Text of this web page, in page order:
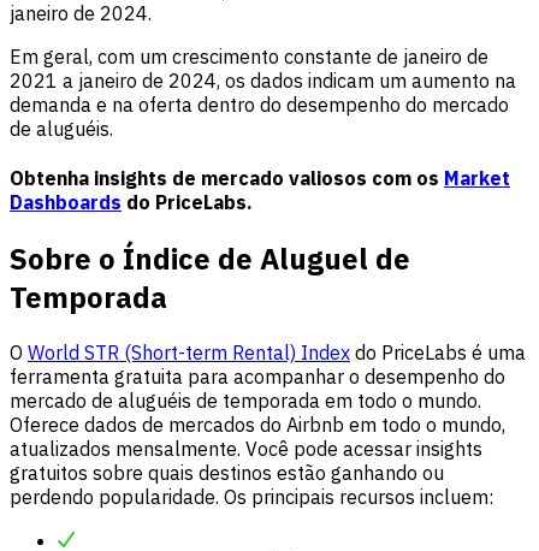
janeiro de 2024.
Em geral, com um crescimento constante de janeiro de
2021 a janeiro de 2024, os dados indicam um aumento na
demanda e na oferta dentro do desempenho do mercado
de aluguéis.
Obtenha insights de mercado valiosos com os Market
Dashboards do PriceLabs.
Sobre o Índice de Aluguel de
Temporada
O World STR (Short-term Rental) Index do PriceLabs é uma
ferramenta gratuita para acompanhar o desempenho do
mercado de aluguéis de temporada em todo o mundo.
Oferece dados de mercados do Airbnb em todo o mundo,
atualizados mensalmente. Você pode acessar insights
gratuitos sobre quais destinos estão ganhando ou
perdendo popularidade. Os principais recursos incluem: